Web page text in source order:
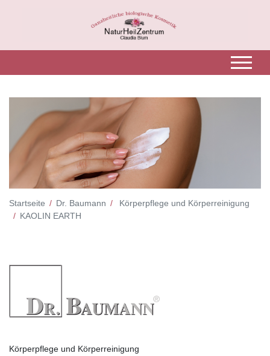
Startseite Dr. Baumann
Körperpflege und Körperreinigung
KAOLIN EARTH
Körperpflege und Körperreinigung